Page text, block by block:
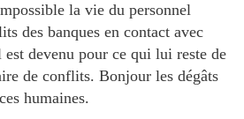
la vie du personnel
des banques en contact avec
devenu pour ce qui lui reste de
de conflits. Bonjour les dégâts
humaines.